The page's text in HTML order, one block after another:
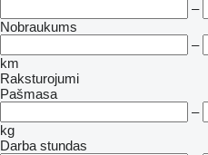
–
Nobraukums
–
km
Raksturojumi
Pašmasa
–
kg
Darba stundas